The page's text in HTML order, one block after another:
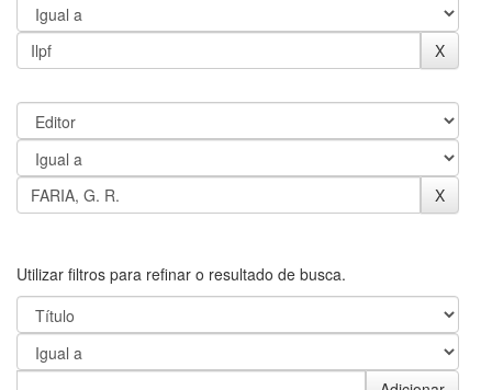
Utilizar filtros para refinar o resultado de busca.